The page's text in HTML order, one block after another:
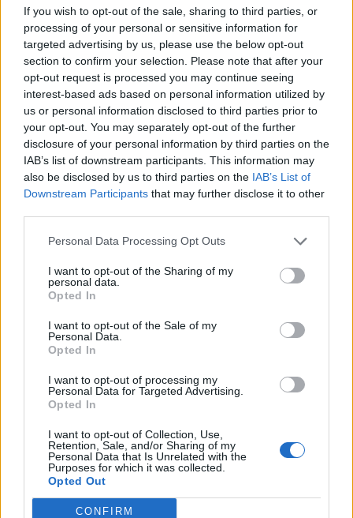
If you wish to opt-out of the sale, sharing to third parties, or
processing of your personal or sensitive information for
targeted advertising by us, please use the below opt-out
section to confirm your selection. Please note that after your
opt-out request is processed you may continue seeing
interest-based ads based on personal information utilized by
us or personal information disclosed to third parties prior to
your opt-out. You may separately opt-out of the further
disclosure of your personal information by third parties on the
IAB’s list of downstream participants. This information may
also be disclosed by us to third parties on the IAB’s List of
Downstream Participants that may further disclose it to other
Personal Data Processing Opt Outs
I want to opt-out of the Sharing of my
personal data.
Opted In
I want to opt-out of the Sale of my
Personal Data.
Opted In
I want to opt-out of processing my
Personal Data for Targeted Advertising.
Opted In
I want to opt-out of Collection, Use,
Retention, Sale, and/or Sharing of my
Personal Data that Is Unrelated with the
Purposes for which it was collected.
Opted Out
CONFIRM
Honda Garage Dreams Contest
CB750 Hornet: pronta para a criatividade
A CB750 Hornet é sinónimo de revolução e espírito
streetfighter. Desde o seu lançamento em 1998, a
Hornet tem marcado tendências no segmento,
evoluindo até se tornar numa moto desportiva,
urbana e irreverente, perfeita para quem procura
duas rodas. O seu design atual, com duplo farol LED
e caráter ousado, torna-a na base ideal para
Os concessionários oficiais Honda em Espanha e
Portugal responderam com grande entusiasmo a
esta iniciativa. Prova disso são os 49
concessionários que participaram em ambas as